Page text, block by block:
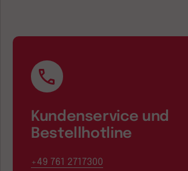
Kundenservice und
Bestellhotline
+49 761 2717300